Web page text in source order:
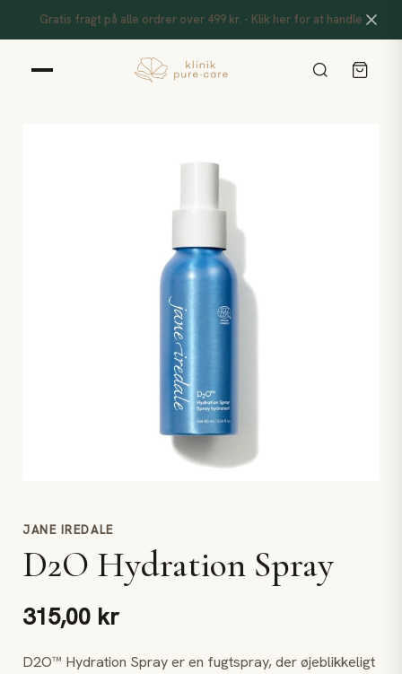
Gratis fragt på alle ordrer over 499 kr. - Klik her for at handle
JANE IREDALE
D2O Hydration Spray
315,00 kr
D2O™ Hydration Spray er en fugtspray, der øjeblikkeligt